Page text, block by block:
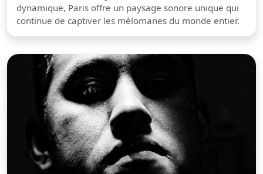
dynamique, Paris offre un paysage sonore unique qui
continue de captiver les mélomanes du monde entier.